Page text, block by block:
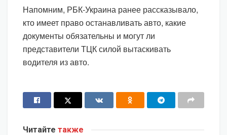
Напомним, РБК-Украина ранее рассказывало,
кто имеет право останавливать авто, какие
документы обязательны и могут ли
представители ТЦК силой вытаскивать
водителя из авто.
Читайте также